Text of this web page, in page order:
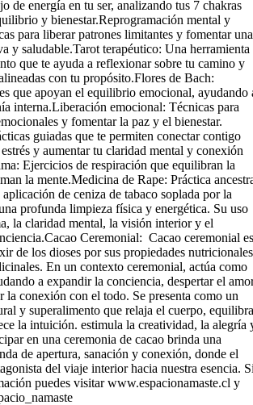
de energía en tu ser, analizando tus 7 chakras
y bienestar. ​ Reprogramación mental y
para liberar patrones limitantes y fomentar una
y saludable. ​ Tarot terapéutico: Una herramienta
que te ayuda a reflexionar sobre tu camino y
con tu propósito. ​ Flores de Bach:
que apoyan el equilibrio emocional, ayudando
interna. ​ Liberación emocional: Técnicas para
y fomentar la paz y el bienestar.
guiadas que te permiten conectar contigo
y aumentar tu claridad mental y conexión
Ejercicios de respiración que equilibran la
la mente. ​ Medicina de Rape: Práctica
de ceniza de tabaco soplada por la
profunda limpieza física y energética. Su uso
la claridad mental, la visión interior y el
Cacao Ceremonial: Cacao ceremonial es
de los dioses por sus propiedades
En un contexto ceremonial, actúa como
a expandir la conciencia, despertar el
la conexión con el todo. Se presenta como un
y superalimento que relaja el cuerpo, equilibra
la intuición. estimula la creatividad, la alegría
en una ceremonia de cacao brinda una
de apertura, sanación y conexión, donde el
del viaje interior hacia nuestra esencia.
puedes visitar www.espacionamaste.cl y